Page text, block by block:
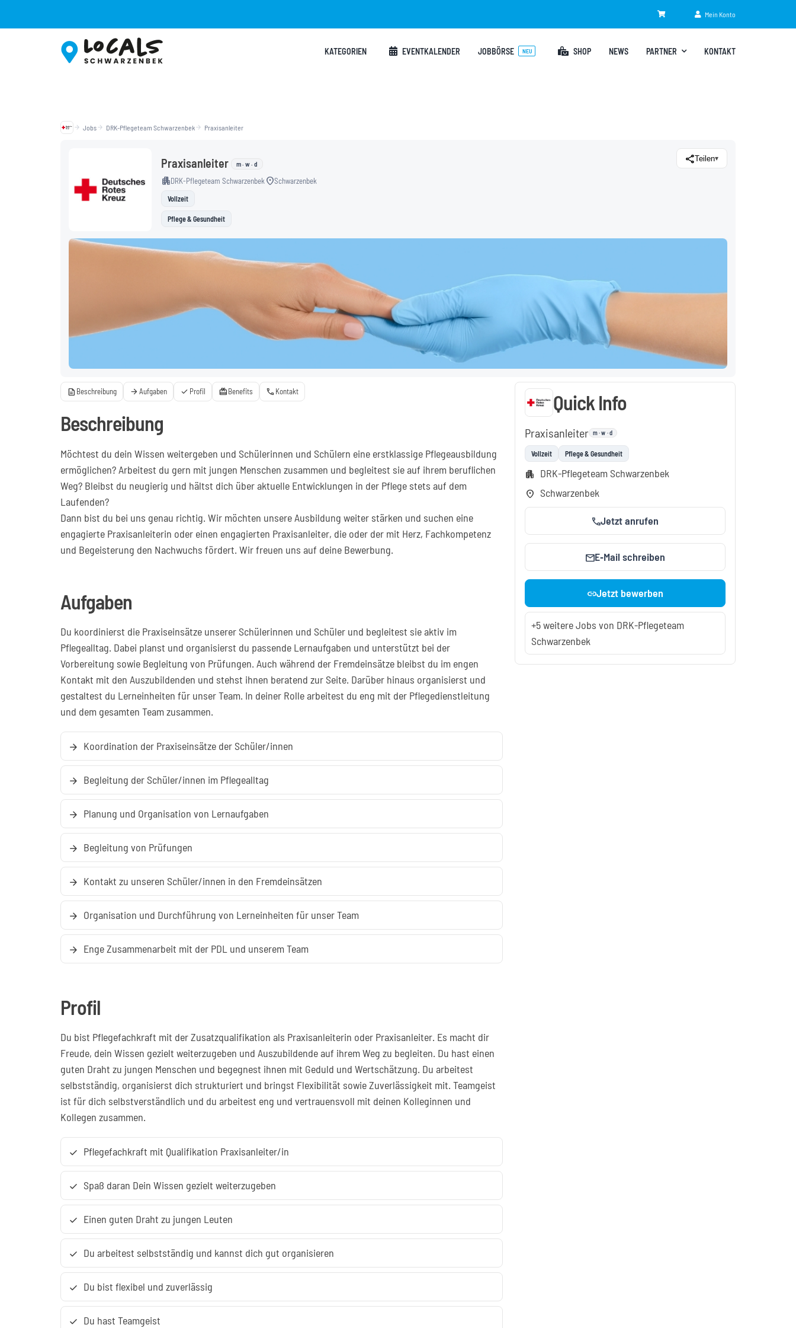
Mein Konto
KATEGORIEN EVENTKALENDER JOBBÖRSE NEU SHOP NEWS PARTNER KONTAKT
arrow_forward Jobsarrow_forward DRK-Pflegeteam Schwarzenbekarrow_forward Praxisanleiter
Praxisanleiter m · w · d
apartmentDRK-Pflegeteam Schwarzenbek location_onSchwarzenbek
Vollzeit
Pflege & Gesundheit
shareTeilen▾
description Beschreibung arrow_forwardAufgaben check Profil card_giftcardBenefits callKontakt
Beschreibung
Möchtest du dein Wissen weitergeben und Schülerinnen und Schülern eine erstklassige Pflegeausbildung
ermöglichen? Arbeitest du gern mit jungen Menschen zusammen und begleitest sie auf ihrem beruflichen
Weg? Bleibst du neugierig und hältst dich über aktuelle Entwicklungen in der Pflege stets auf dem
Laufenden?
Dann bist du bei uns genau richtig. Wir möchten unsere Ausbildung weiter stärken und suchen eine
engagierte Praxisanleiterin oder einen engagierten Praxisanleiter, die oder der mit Herz, Fachkompetenz
und Begeisterung den Nachwuchs fördert. Wir freuen uns auf deine Bewerbung.
Aufgaben
Du koordinierst die Praxiseinsätze unserer Schülerinnen und Schüler und begleitest sie aktiv im
Pflegealltag. Dabei planst und organisierst du passende Lernaufgaben und unterstützt bei der
Vorbereitung sowie Begleitung von Prüfungen. Auch während der Fremdeinsätze bleibst du im engen
Kontakt mit den Auszubildenden und stehst ihnen beratend zur Seite. Darüber hinaus organisierst und
gestaltest du Lerneinheiten für unser Team. In deiner Rolle arbeitest du eng mit der Pflegedienstleitung
und dem gesamten Team zusammen.
arrow_forward Koordination der Praxiseinsätze der Schüler/innen
arrow_forward Begleitung der Schüler/innen im Pflegealltag
arrow_forward Planung und Organisation von Lernaufgaben
arrow_forward Begleitung von Prüfungen
arrow_forward Kontakt zu unseren Schüler/innen in den Fremdeinsätzen
arrow_forward Organisation und Durchführung von Lerneinheiten für unser Team
arrow_forward Enge Zusammenarbeit mit der PDL und unserem Team
Profil
Du bist Pflegefachkraft mit der Zusatzqualifikation als Praxisanleiterin oder Praxisanleiter. Es macht dir
Freude, dein Wissen gezielt weiterzugeben und Auszubildende auf ihrem Weg zu begleiten. Du hast einen
guten Draht zu jungen Menschen und begegnest ihnen mit Geduld und Wertschätzung. Du arbeitest
selbstständig, organisierst dich strukturiert und bringst Flexibilität sowie Zuverlässigkeit mit. Teamgeist
ist für dich selbstverständlich und du arbeitest eng und vertrauensvoll mit deinen Kolleginnen und
Kollegen zusammen.
check Pflegefachkraft mit Qualifikation Praxisanleiter/in
check Spaß daran Dein Wissen gezielt weiterzugeben
check Einen guten Draht zu jungen Leuten
check Du arbeitest selbstständig und kannst dich gut organisieren
check Du bist flexibel und zuverlässig
check Du hast Teamgeist
Quick Info
Praxisanleiter m · w · d
Vollzeit Pflege & Gesundheit
apartment DRK-Pflegeteam Schwarzenbek
location_on Schwarzenbek
callJetzt anrufen
mailE‑Mail schreiben
linkJetzt bewerben
+5 weitere Jobs von DRK-Pflegeteam
Schwarzenbek